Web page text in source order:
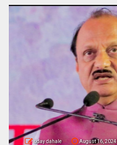
uday dahale August 16, 2024